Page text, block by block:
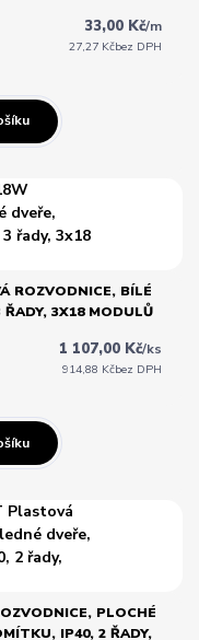
33,00 Kč/m
27,27 Kčbez DPH
ROZVODNICE, BÍLÉ
3X18 MODULŮ
1 107,00 Kč/ks
914,88 Kčbez DPH
PLOCHÉ
IP40, 2 ŘADY,